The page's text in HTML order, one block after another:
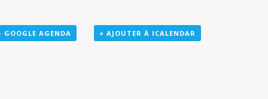
GOOGLE AGENDA + AJOUTER À ICALENDAR